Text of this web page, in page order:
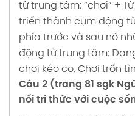
Soạn bài VIẾT ĐOẠN
VỀ MỘT BÀI THƠ LỤC
Trang 111 112 113 SGK
Soạn bài TRÌNH BÀY Ý
BÓ CỦA CON NGƯỜI
văn 6 tập 1 Trang 114
Soạn bài THỰC HÀNH
KHƯƠNG MỸ soạn văn
Kết nối tri thức
Soạn bài ÔN TẬP HỌC
Trang 143 144 145 146
từ trung tâm: “chơi” +
triển thành cụm động
phía trước và sau nó
động từ trung tâm:
chơi kéo co, Chơi trốn
Câu 2 (trang 81 sgk
nối tri thức với cuộc